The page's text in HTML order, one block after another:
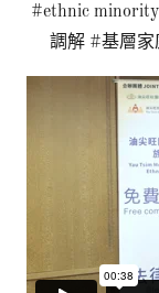
#ethnic
調解 #基層